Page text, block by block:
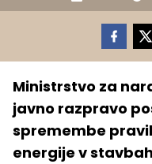
Ministrstvo za
javno razpravo
spremembe
energije v